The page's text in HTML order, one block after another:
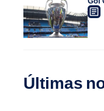
Últimas